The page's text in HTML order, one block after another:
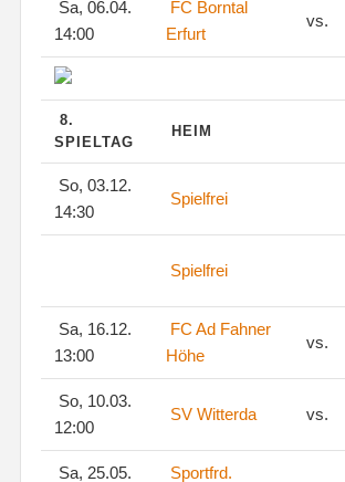
Sa, 06.04.
14:00
FC Borntal
Erfurt
vs.
8.
SPIELTAG
HEIM
So, 03.12.
14:30
Spielfrei
Spielfrei
Sa, 16.12.
13:00
FC Ad Fahner
Höhe
vs.
So, 10.03.
12:00
SV Witterda vs.
Sa, 25.05. Sportfrd.